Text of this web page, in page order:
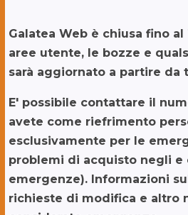
Galatea Web è chiusa fino al
aree utente, le bozze e
sarà aggiornato a partire da
E' possibile contattare il
avete come riefrimento
esclusivamente per le
problemi di acquisto negli e
emergenze). Informazioni
richieste di modifica e altro